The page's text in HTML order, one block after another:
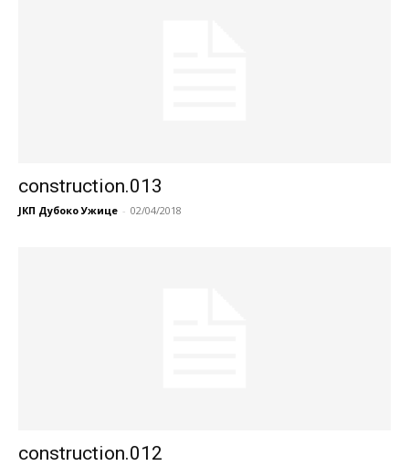
construction.013
ЈКП Дубоко Ужице - 02/04/2018
construction.012